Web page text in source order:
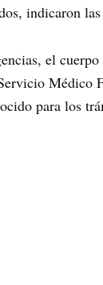
indicaron las
el
Médico
para los